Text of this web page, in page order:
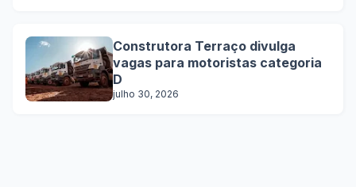
Construtora Terraço divulga
vagas para motoristas categoria
D
julho 30, 2026